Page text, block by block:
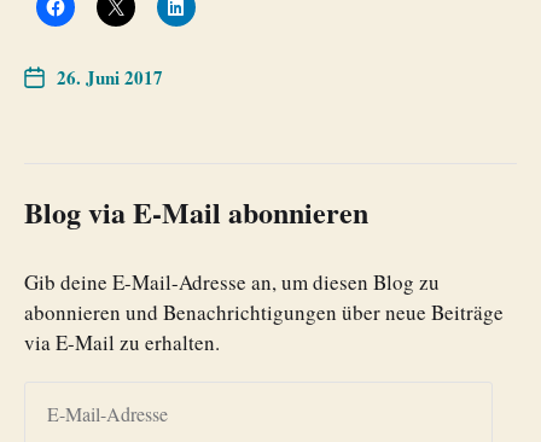
26. Juni 2017
Blog via E-Mail abonnieren
Gib deine E-Mail-Adresse an, um diesen Blog zu
abonnieren und Benachrichtigungen über neue Beiträge
via E-Mail zu erhalten.